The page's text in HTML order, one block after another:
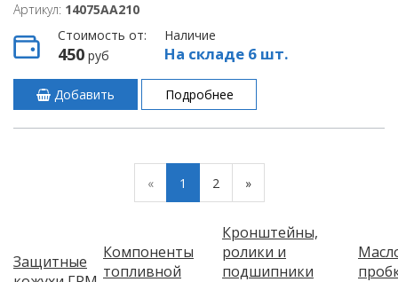
Артикул: 14075AA210
Стоимость от:
450 руб
Наличие
На складе 6 шт.
Добавить Подробнее
« 1 2 »
Защитные
Компоненты
топливной
Кронштейны,
ролики и
подшипники